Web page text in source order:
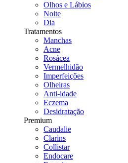
Olhos e Lábios
Noite
Dia
Tratamentos
Manchas
Acne
Rosácea
Vermelhidão
Imperfeições
Olheiras
Anti-idade
Eczema
Desidratação
Premium
Caudalie
Clarins
Collistar
Endocare